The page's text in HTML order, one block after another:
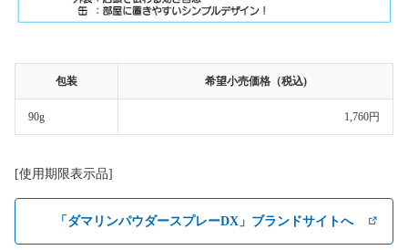
包装 希望小売価格（税込)
90g 1,760円
[使用期限表示品]
「ダマリンパウダースプレーDX」ブランドサイトへ